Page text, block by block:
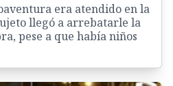
era atendido en la
llegó a arrebatarle la
pese a que había niños